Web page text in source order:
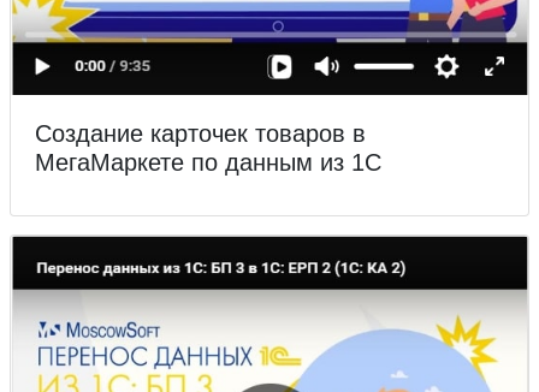
Создание карточек товаров в
МегаМаркете по данным из 1С